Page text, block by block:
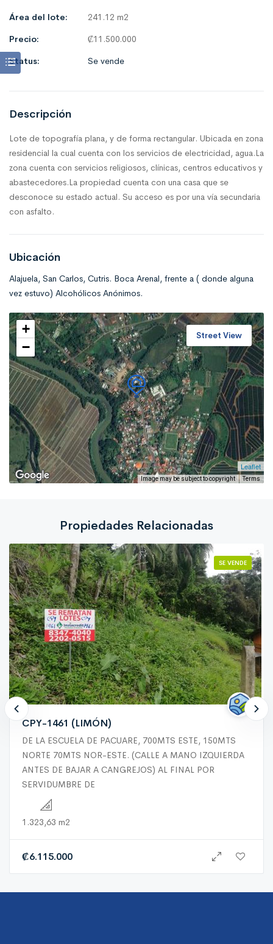
Área del lote:
241.12 m2
Precio:
₡11.500.000
Status:
Se vende
Descripción
Lote de topografía plana, y de forma rectangular. Ubicada en zona
residencial la cual cuenta con los servicios de electricidad, agua.La
zona cuenta con servicios religiosos, clínicas, centros educativos y
abastecedores.La propiedad cuenta con una casa que se
desconoce su estado actual. Su acceso es por una vía secundaria
con asfalto.
Ubicación
Alajuela, San Carlos, Cutris. Boca Arenal, frente a ( donde alguna
vez estuvo) Alcohólicos Anónimos.
+
−
Leaflet
Image may be subject to copyright Terms
Street View
Propiedades Relacionadas
SE VENDE
CPY-1461 (LIMÓN)
DE LA ESCUELA DE PACUARE, 700MTS ESTE, 150MTS
NORTE 70MTS NOR-ESTE. (CALLE A MANO IZQUIERDA
ANTES DE BAJAR A CANGREJOS) AL FINAL POR
SERVIDUMBRE DE
1.323,63 m2
₡6.115.000